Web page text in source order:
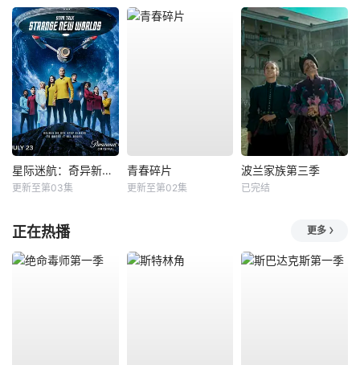
星际迷航：奇异新世界第四季
更新至第03集
青春碎片
更新至第02集
波兰家族第三季
已完结
正在热播 更多